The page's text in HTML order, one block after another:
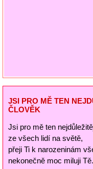
JSI PRO MĚ TEN
ČLOVĚK
Jsi pro mě ten
ze všech lidí na světě,
přeji Ti k narozeninám
nekonečně moc miluji Tě.